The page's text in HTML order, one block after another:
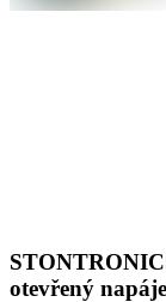
otevřený